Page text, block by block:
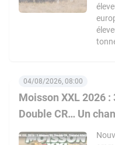
Moisson XXL 2026
Double CR… Un
04/08/2026, 08:00